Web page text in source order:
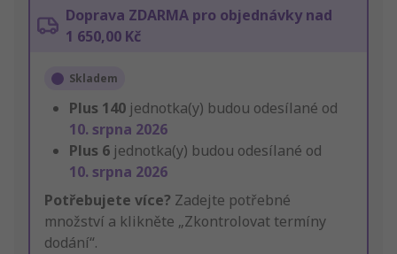
Doprava ZDARMA pro objednávky nad
1 650,00 Kč
Skladem
Plus 140 jednotka(y) budou odesílané od
10. srpna 2026
Plus 6 jednotka(y) budou odesílané od
10. srpna 2026
Potřebujete více? Zadejte potřebné
množství a klikněte „Zkontrolovat termíny
dodání“.